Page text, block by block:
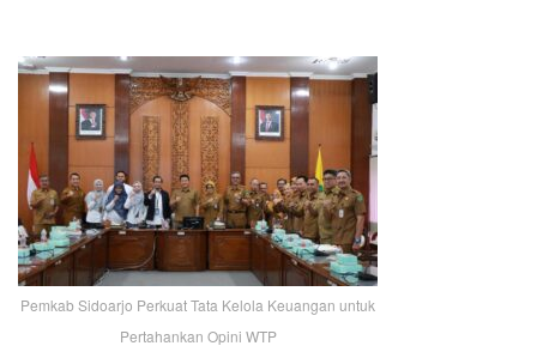
Pemkab Sidoarjo Perkuat Tata Kelola Keuangan untuk
Pertahankan Opini WTP